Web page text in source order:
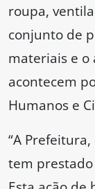
roupa,
conjunto de
materiais e o
acontecem
Humanos e
“A
tem prestado